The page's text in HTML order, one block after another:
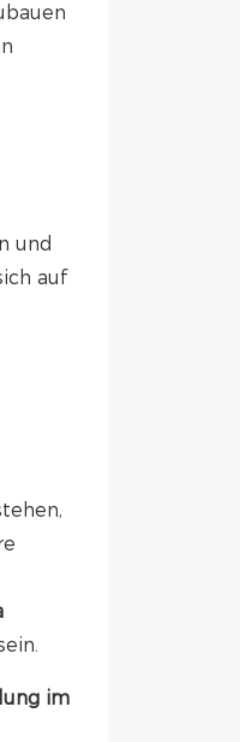
und
auf
im